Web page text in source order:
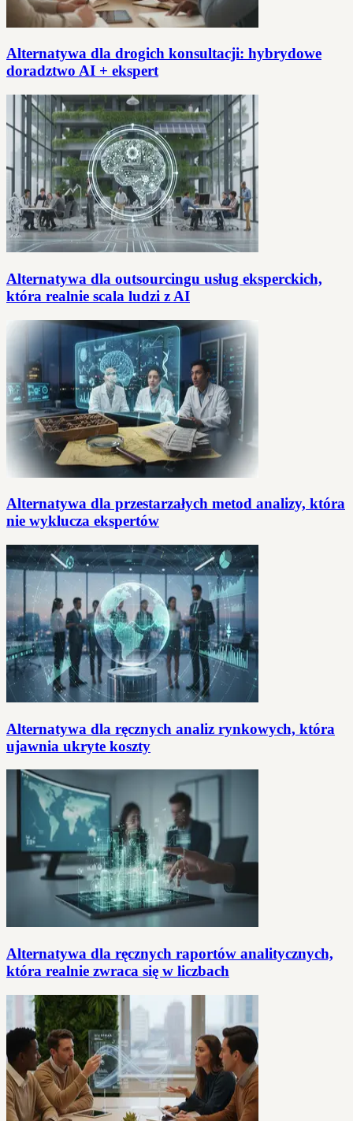
Alternatywa dla drogich konsultacji: hybrydowe
doradztwo AI + ekspert
Alternatywa dla outsourcingu usług eksperckich,
która realnie scala ludzi z AI
Alternatywa dla przestarzałych metod analizy, która
nie wyklucza ekspertów
Alternatywa dla ręcznych analiz rynkowych, która
ujawnia ukryte koszty
Alternatywa dla ręcznych raportów analitycznych,
która realnie zwraca się w liczbach